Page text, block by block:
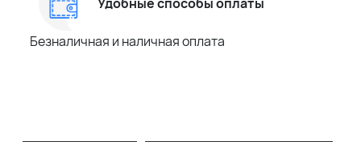
Безналичная и наличная оплата